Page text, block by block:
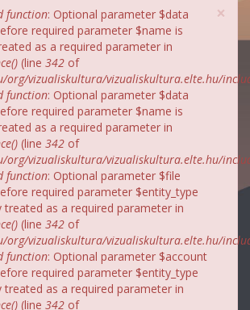
×
function: Optional parameter $data
required parameter $name is
as a required parameter in
(line 342 of
org/vizualiskultura/vizualiskultura.elte.hu/
function: Optional parameter $data
required parameter $name is
as a required parameter in
(line 342 of
org/vizualiskultura/vizualiskultura.elte.hu/
function: Optional parameter $file
required parameter $entity_type
treated as a required parameter in
(line 342 of
org/vizualiskultura/vizualiskultura.elte.hu/
function: Optional parameter $account
required parameter $entity_type
treated as a required parameter in
(line 342 of